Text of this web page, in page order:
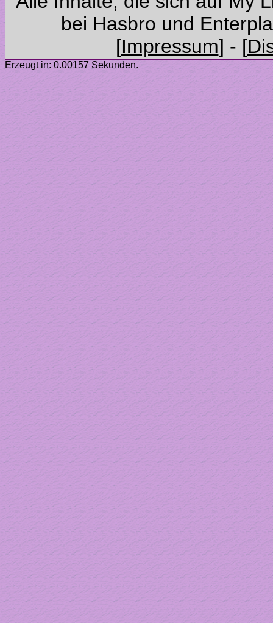
Erzeugt in: 0.00157 Sekunden.